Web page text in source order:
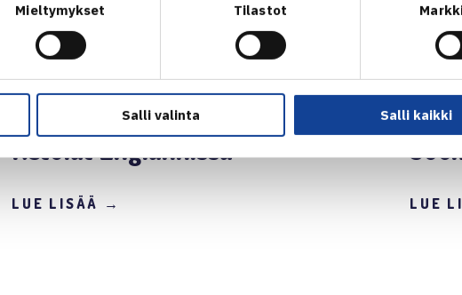
Mieltymykset Tilastot
Salli valinta Salli kaikki
Ketolat Englannissa
LUE LISÄÄ → LUE